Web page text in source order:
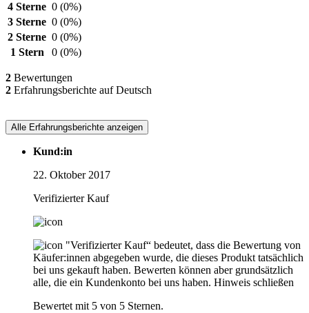
4 Sterne 0 (0%)
3 Sterne 0 (0%)
2 Sterne 0 (0%)
1 Stern
0 (0%)
2 Bewertungen
2 Erfahrungsberichte auf Deutsch
Alle Erfahrungsberichte anzeigen
Kund:in
22. Oktober 2017
Verifizierter Kauf
"Verifizierter Kauf“ bedeutet, dass die Bewertung von
Käufer:innen abgegeben wurde, die dieses Produkt tatsächlich
bei uns gekauft haben. Bewerten können aber grundsätzlich
alle, die ein Kundenkonto bei uns haben. Hinweis schließen
Bewertet mit 5 von 5 Sternen.